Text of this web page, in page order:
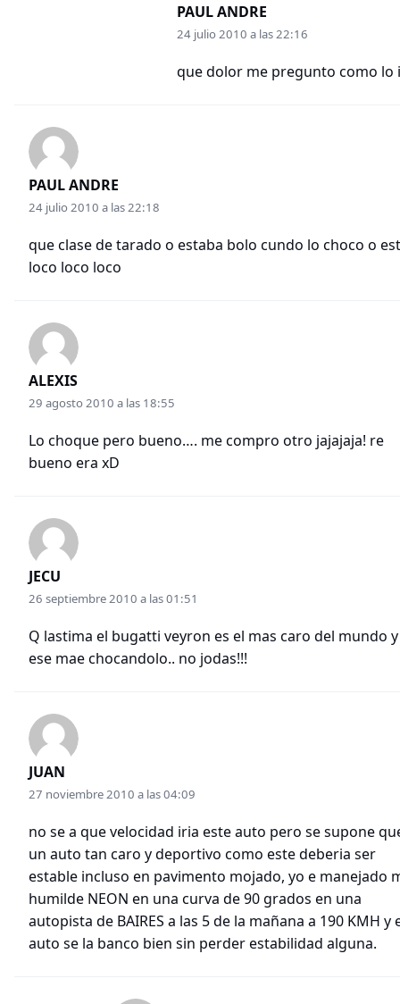
PAUL ANDRE
24 julio 2010 a las 22:16
que dolor me pregunto como lo
PAUL ANDRE
24 julio 2010 a las 22:18
que clase de tarado o estaba bolo cundo lo choco o
loco loco loco
ALEXIS
29 agosto 2010 a las 18:55
Lo choque pero bueno…. me compro otro jajajaja! re
bueno era xD
JECU
26 septiembre 2010 a las 01:51
Q lastima el bugatti veyron es el mas caro del mundo y
ese mae chocandolo.. no jodas!!!
JUAN
27 noviembre 2010 a las 04:09
no se a que velocidad iria este auto pero se supone
un auto tan caro y deportivo como este deberia ser
estable incluso en pavimento mojado, yo e manejado
humilde NEON en una curva de 90 grados en una
autopista de BAIRES a las 5 de la mañana a 190 KMH y
auto se la banco bien sin perder estabilidad alguna.